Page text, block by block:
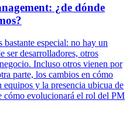
¿de dónde
especial: no hay un
ser desarrolladores, otros
Incluso otros vienen por
parte, los cambios en cómo
y la presencia ubicua de
cómo evolucionará el rol del PM